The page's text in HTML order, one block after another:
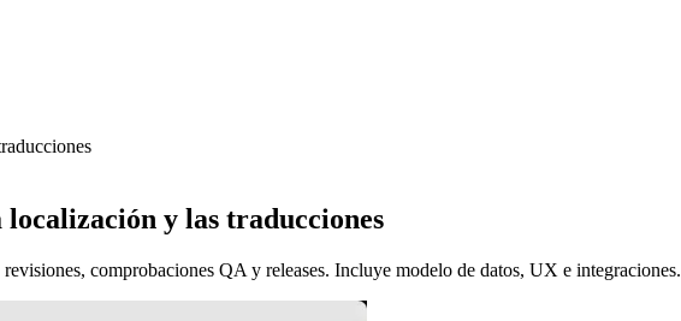
y las traducciones
comprobaciones QA y releases. Incluye modelo de datos, UX e integraciones.